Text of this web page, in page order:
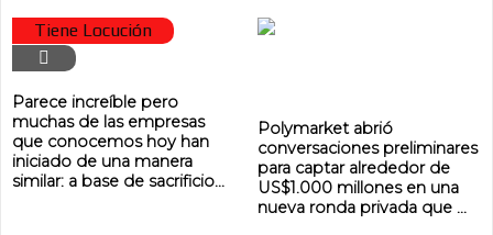
Tiene Locución
Parece increíble pero
muchas de las empresas
que conocemos hoy han
iniciado de una manera
similar: a base de sacrificio...
Polymarket abrió
conversaciones preliminares
para captar alrededor de
US$1.000 millones en una
nueva ronda privada que ...